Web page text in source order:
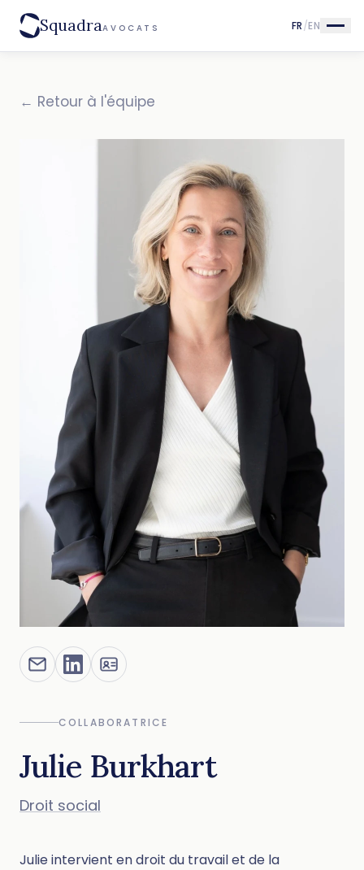
SquadraAVOCATS FR/EN
← Retour à l'équipe
COLLABORATRICE
Julie Burkhart
Droit social
Julie intervient en droit du travail et de la